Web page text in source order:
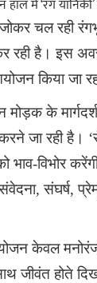
चल रही
रही है। इस
किया जा
के
जा रही है। ‘
भाव-विभोर
,संघर्ष,
केवल
जीवंत होते